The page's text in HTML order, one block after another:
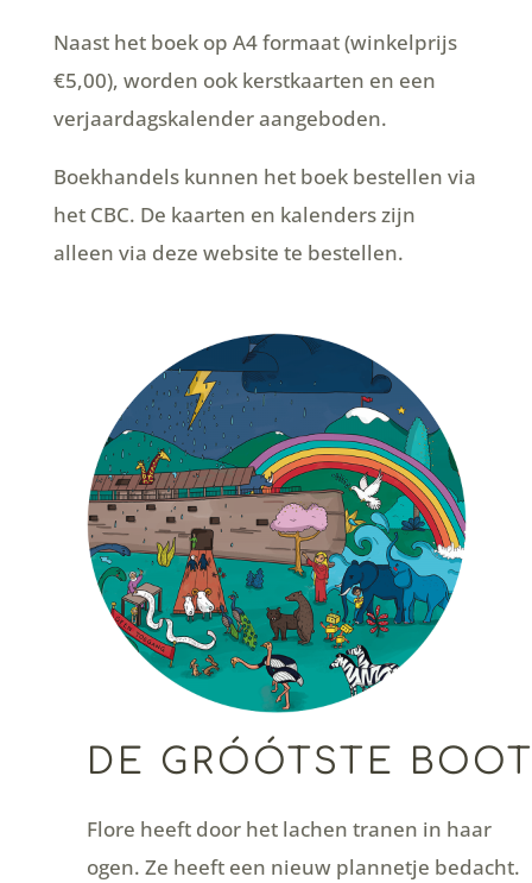
Naast het boek op A4 formaat (winkelprijs
€5,00), worden ook kerstkaarten en een
verjaardagskalender aangeboden.
Boekhandels kunnen het boek bestellen via
het CBC. De kaarten en kalenders zijn
alleen via deze website te bestellen.
DE GRÓÓTSTE
Flore heeft door het lachen tranen in haar
ogen. Ze heeft een nieuw plannetje bedacht.